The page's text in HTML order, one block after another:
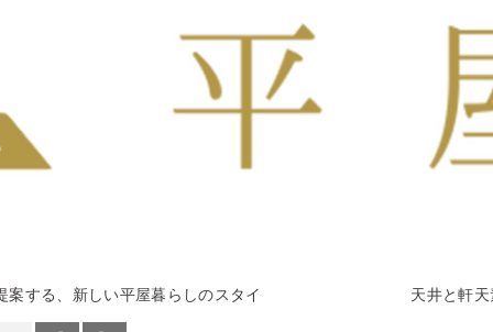
する、新しい平屋暮らしのスタイ
天井と軒